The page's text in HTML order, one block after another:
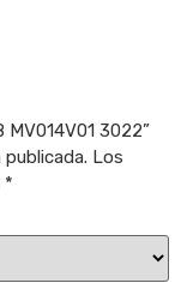
MV014V01 3022”
Los
*